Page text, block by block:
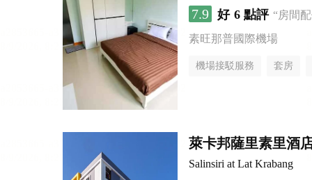
7.9 好 6 點評 “房間
素旺那普國際機場
機場接駁服務 套房
萊卡邦薩里素里酒
Salinsiri at Lat Krabang